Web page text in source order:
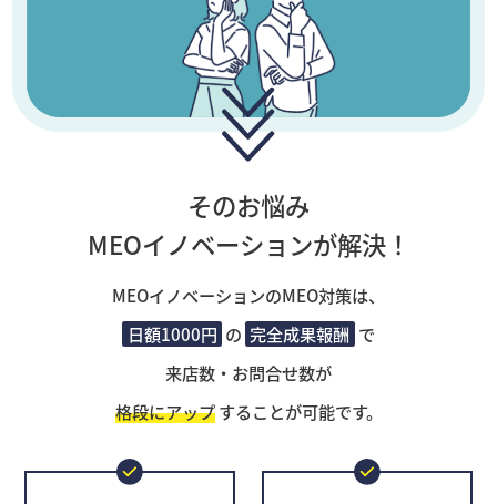
そのお悩み
MEOイノベーションが解決！
MEOイノベーションのMEO対策は、
日額1000円 の 完全成果報酬 で
来店数・お問合せ数が
格段にアップすることが可能です。